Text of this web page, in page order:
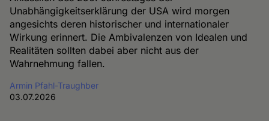
Unabhängigkeitserklärung der USA wird morgen
angesichts deren historischer und internationaler
Wirkung erinnert. Die Ambivalenzen von Idealen und
Realitäten sollten dabei aber nicht aus der
Wahrnehmung fallen.
Armin Pfahl-Traughber
03.07.2026